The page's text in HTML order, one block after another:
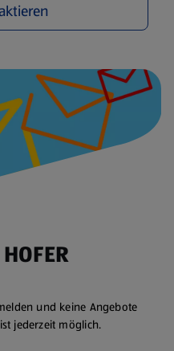
und keine Angebote
jederzeit möglich.